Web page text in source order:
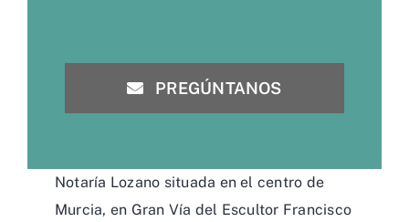
PREGÚNTANOS
Notaría Lozano situada en el centro de
Murcia, en Gran Vía del Escultor Francisco